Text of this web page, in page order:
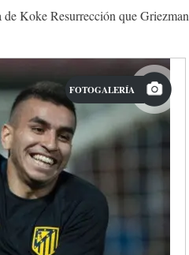
Koke Resurrección que
FOTOGALERÍA